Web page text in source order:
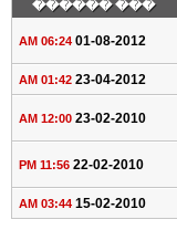
��� ������
01-08-2012
06:24 AM
23-04-2012
01:42 AM
23-02-2010
12:00 AM
22-02-2010
11:56 PM
15-02-2010
03:44 AM